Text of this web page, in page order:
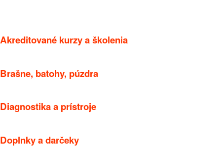
Akreditované kurzy a školenia
Brašne, batohy, púzdra
Diagnostika a prístroje
Doplnky a darčeky